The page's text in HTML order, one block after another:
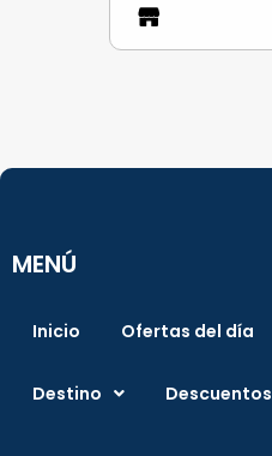
MENÚ
Inicio Ofertas del día
Destino Descuentos